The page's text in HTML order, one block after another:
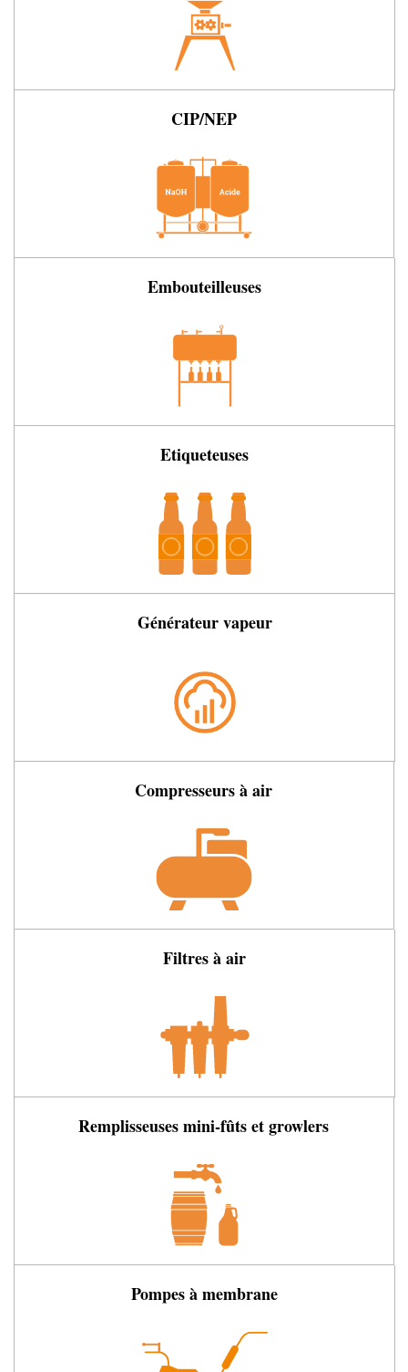
CIP/NEP
Embouteilleuses
Etiqueteuses
Générateur vapeur
Compresseurs à air
Filtres à air
Remplisseuses mini-fûts et growlers
Pompes à membrane